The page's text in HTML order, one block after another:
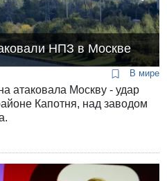
НПЗ в Москве
В мире
атаковала Москву - удар
Капотня, над заводом